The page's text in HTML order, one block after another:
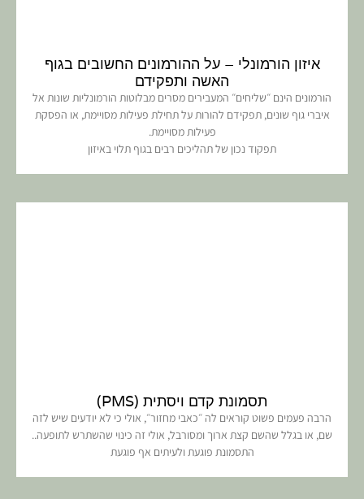
איזון הורמונלי – על ההורמונים החשובים בגוף
האשה ותפקידם
הורמונים הינם ״שליחים״ המעבירים מסרים מבלוטות הורמונליות שונות אל
איברי גוף שונים, תפקידם להורות על תחילת פעילות מסויימת, או הפסקת
פעילות מסויימת.
תפקוד נכון של תהליכים רבים בגוף תלוי באיזון
תסמונת קדם ויסתית (PMS)
הרבה פעמים פשוט קוראים לה ״כאבי מחזור״, אולי כי לא יודעים שיש לזה
שם, או בגלל שהשם קצת ארוך ומסורבל, אולי זה כינוי שהשתרש לתופעה..
התסמונת פוגעת ולעיתים אף פוגעת